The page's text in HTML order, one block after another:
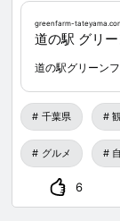
真。已經迫不
📍 千葉 館山 |
🗓️ 每年8月8日
日時：6月15日
10時スタート
制限時間：１分
参加費：1袋５
※千葉県民の方
greenfarm-
道の駅 グリ
道の駅グリーン
千葉県
グルメ
6